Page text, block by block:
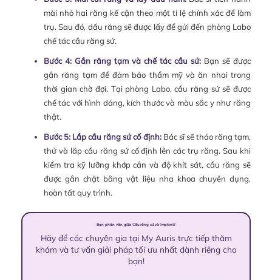
mài nhỏ hai răng kế cận theo một tỉ lệ chính xác để làm
trụ. Sau đó, dấu răng sẽ được lấy để gửi đến phòng Labo
chế tác cầu răng sứ.
Bước 4: Gắn răng tạm và chế tác cầu sứ: Bạn sẽ được
gắn răng tạm để đảm bảo thẩm mỹ và ăn nhai trong
thời gian chờ đợi. Tại phòng Labo, cầu răng sứ sẽ được
chế tác với hình dáng, kích thước và màu sắc y như răng
thật.
Bước 5: Lắp cầu răng sứ cố định:Bác sĩ sẽ tháo răng tạm,
thử và lắp cầu răng sứ cố định lên các trụ răng. Sau khi
kiểm tra kỹ lưỡng khớp cắn và độ khít sát, cầu răng sẽ
được gắn chặt bằng vật liệu nha khoa chuyên dụng,
hoàn tất quy trình.
Bạn phân vân giữa Cầu răng sứ và Implant?
Hãy để các chuyên gia tại My Auris trực tiếp thăm
khám và tư vấn giải pháp tối ưu nhất dành riêng cho
bạn!